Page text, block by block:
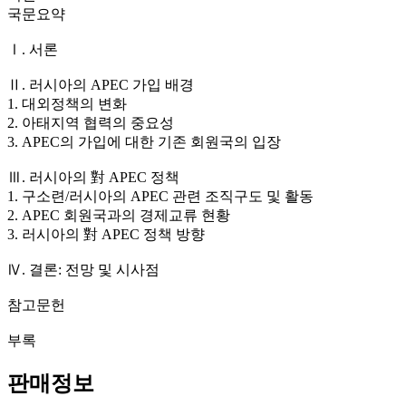
국문요약
Ⅰ. 서론
Ⅱ. 러시아의 APEC 가입 배경
1. 대외정책의 변화
2. 아태지역 협력의 중요성
3. APEC의 가입에 대한 기존 회원국의 입장
Ⅲ. 러시아의 對 APEC 정책
1. 구소련/러시아의 APEC 관련 조직구도 및 활동
2. APEC 회원국과의 경제교류 현황
3. 러시아의 對 APEC 정책 방향
Ⅳ. 결론: 전망 및 시사점
참고문헌
부록
판매정보